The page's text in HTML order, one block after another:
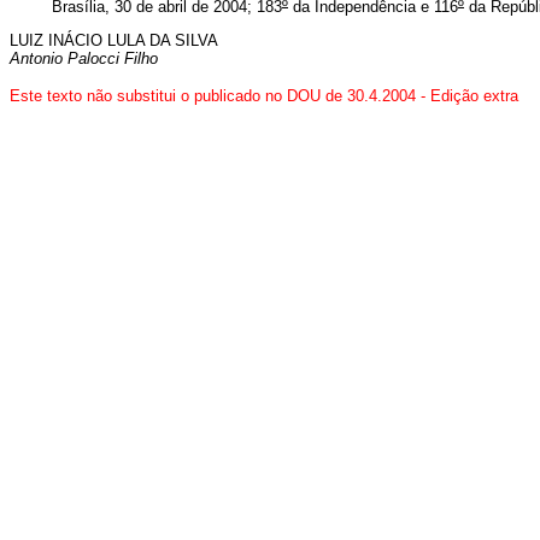
Brasília, 30 de abril de 2004; 183º da Independência e 116º da
LUIZ INÁCIO LULA DA SILVA
Antonio Palocci Filho
Este texto não substitui o publicado no DOU de 30.4.2004 - Edição extra